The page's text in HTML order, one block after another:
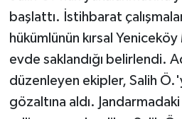
başlattı. İstihbarat
hükümlünün kırsal
evde saklandığı belirlendi.
düzenleyen ekipler, Salih
gözaltına aldı.